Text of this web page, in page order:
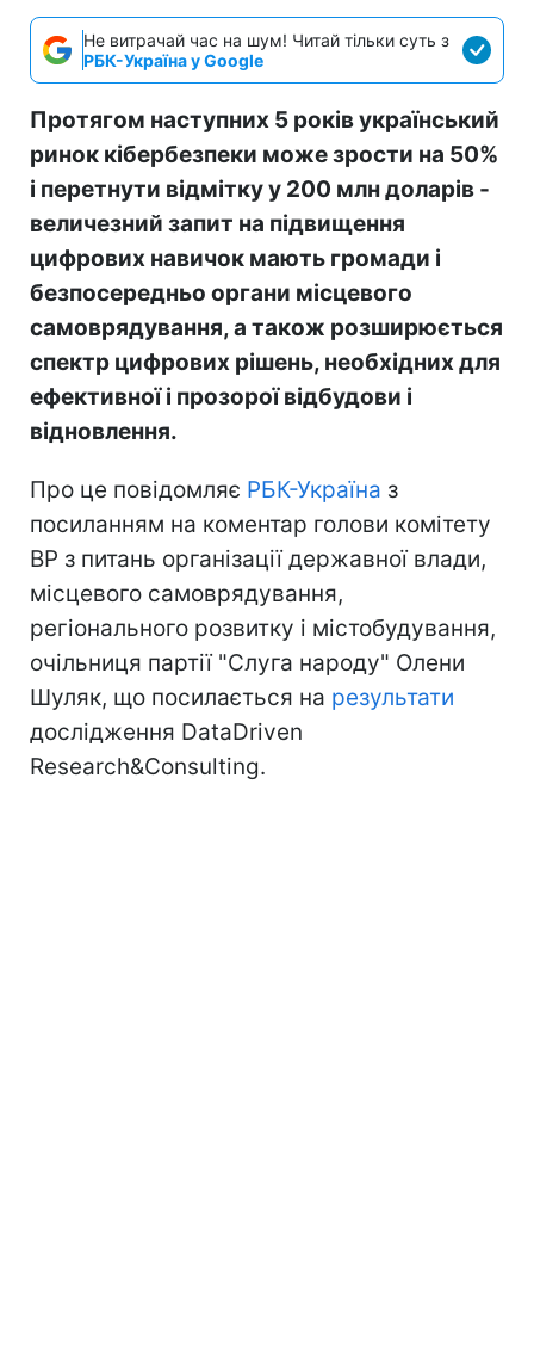
Не витрачай час на шум! Читай тільки суть з
РБК-Україна у Google
Протягом наступних 5 років український
ринок кібербезпеки може зрости на 50%
і перетнути відмітку у 200 млн доларів -
величезний запит на підвищення
цифрових навичок мають громади і
безпосередньо органи місцевого
самоврядування, а також розширюється
спектр цифрових рішень, необхідних для
ефективної і прозорої відбудови і
відновлення.
Про це повідомляє РБК-Україна з
посиланням на коментар голови комітету
ВР з питань організації державної влади,
місцевого самоврядування,
регіонального розвитку і містобудування,
очільниця партії "Слуга народу" Олени
Шуляк, що посилається на результати
дослідження DataDriven
Research&Consulting.